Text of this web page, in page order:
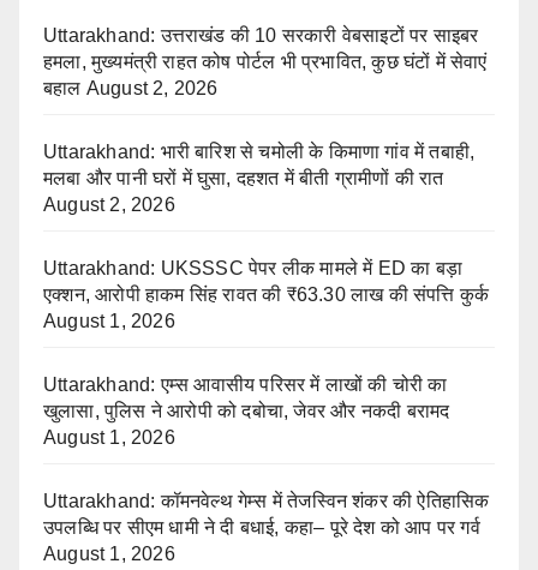
Uttarakhand: उत्तराखंड की 10 सरकारी वेबसाइटों पर साइबर
हमला, मुख्यमंत्री राहत कोष पोर्टल भी प्रभावित, कुछ घंटों में सेवाएं
बहाल August 2, 2026
Uttarakhand: भारी बारिश से चमोली के किमाणा गांव में तबाही,
मलबा और पानी घरों में घुसा, दहशत में बीती ग्रामीणों की रात
August 2, 2026
Uttarakhand: UKSSSC पेपर लीक मामले में ED का बड़ा
एक्शन, आरोपी हाकम सिंह रावत की ₹63.30 लाख की संपत्ति कुर्क
August 1, 2026
Uttarakhand: एम्स आवासीय परिसर में लाखों की चोरी का
खुलासा, पुलिस ने आरोपी को दबोचा, जेवर और नकदी बरामद
August 1, 2026
Uttarakhand: कॉमनवेल्थ गेम्स में तेजस्विन शंकर की ऐतिहासिक
उपलब्धि पर सीएम धामी ने दी बधाई, कहा– पूरे देश को आप पर गर्व
August 1, 2026